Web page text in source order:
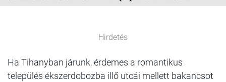
Hirdetés
Ha Tihanyban járunk, érdemes a romantikus
település ékszerdobozba illő utcái mellett bakancsot